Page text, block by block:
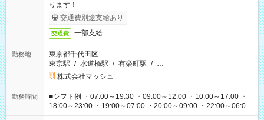
ります！
交通費別途支給あり
交通費 一部支給
勤務地
東京都千代田区
東京駅 / 水道橋駅 / 有楽町駅 / …
株式会社マッシュ
勤務時間
■シフト例 ・07:00～19:30 ・09:00～12:00 ・10:00～17:00 ・
18:00～23:00 ・19:00～07:00 ・20:00～09:00 ・22:00～06:00
etc ★最短で3時間で5,120円のお仕事から 15時間で2万円近く稼